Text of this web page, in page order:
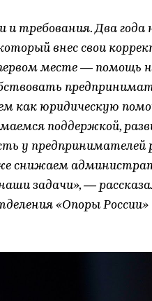
требования. Два года
внес свои
первом месте — помощь
как юридическую
поддержкой,
у предпринимателей
снижаем
задачи», —
«Опоры России»